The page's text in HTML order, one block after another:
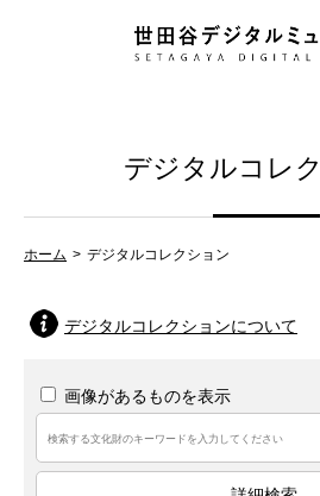
デジタルコレ
ホーム デジタルコレクション
デジタルコレクションについて
画像があるものを表示